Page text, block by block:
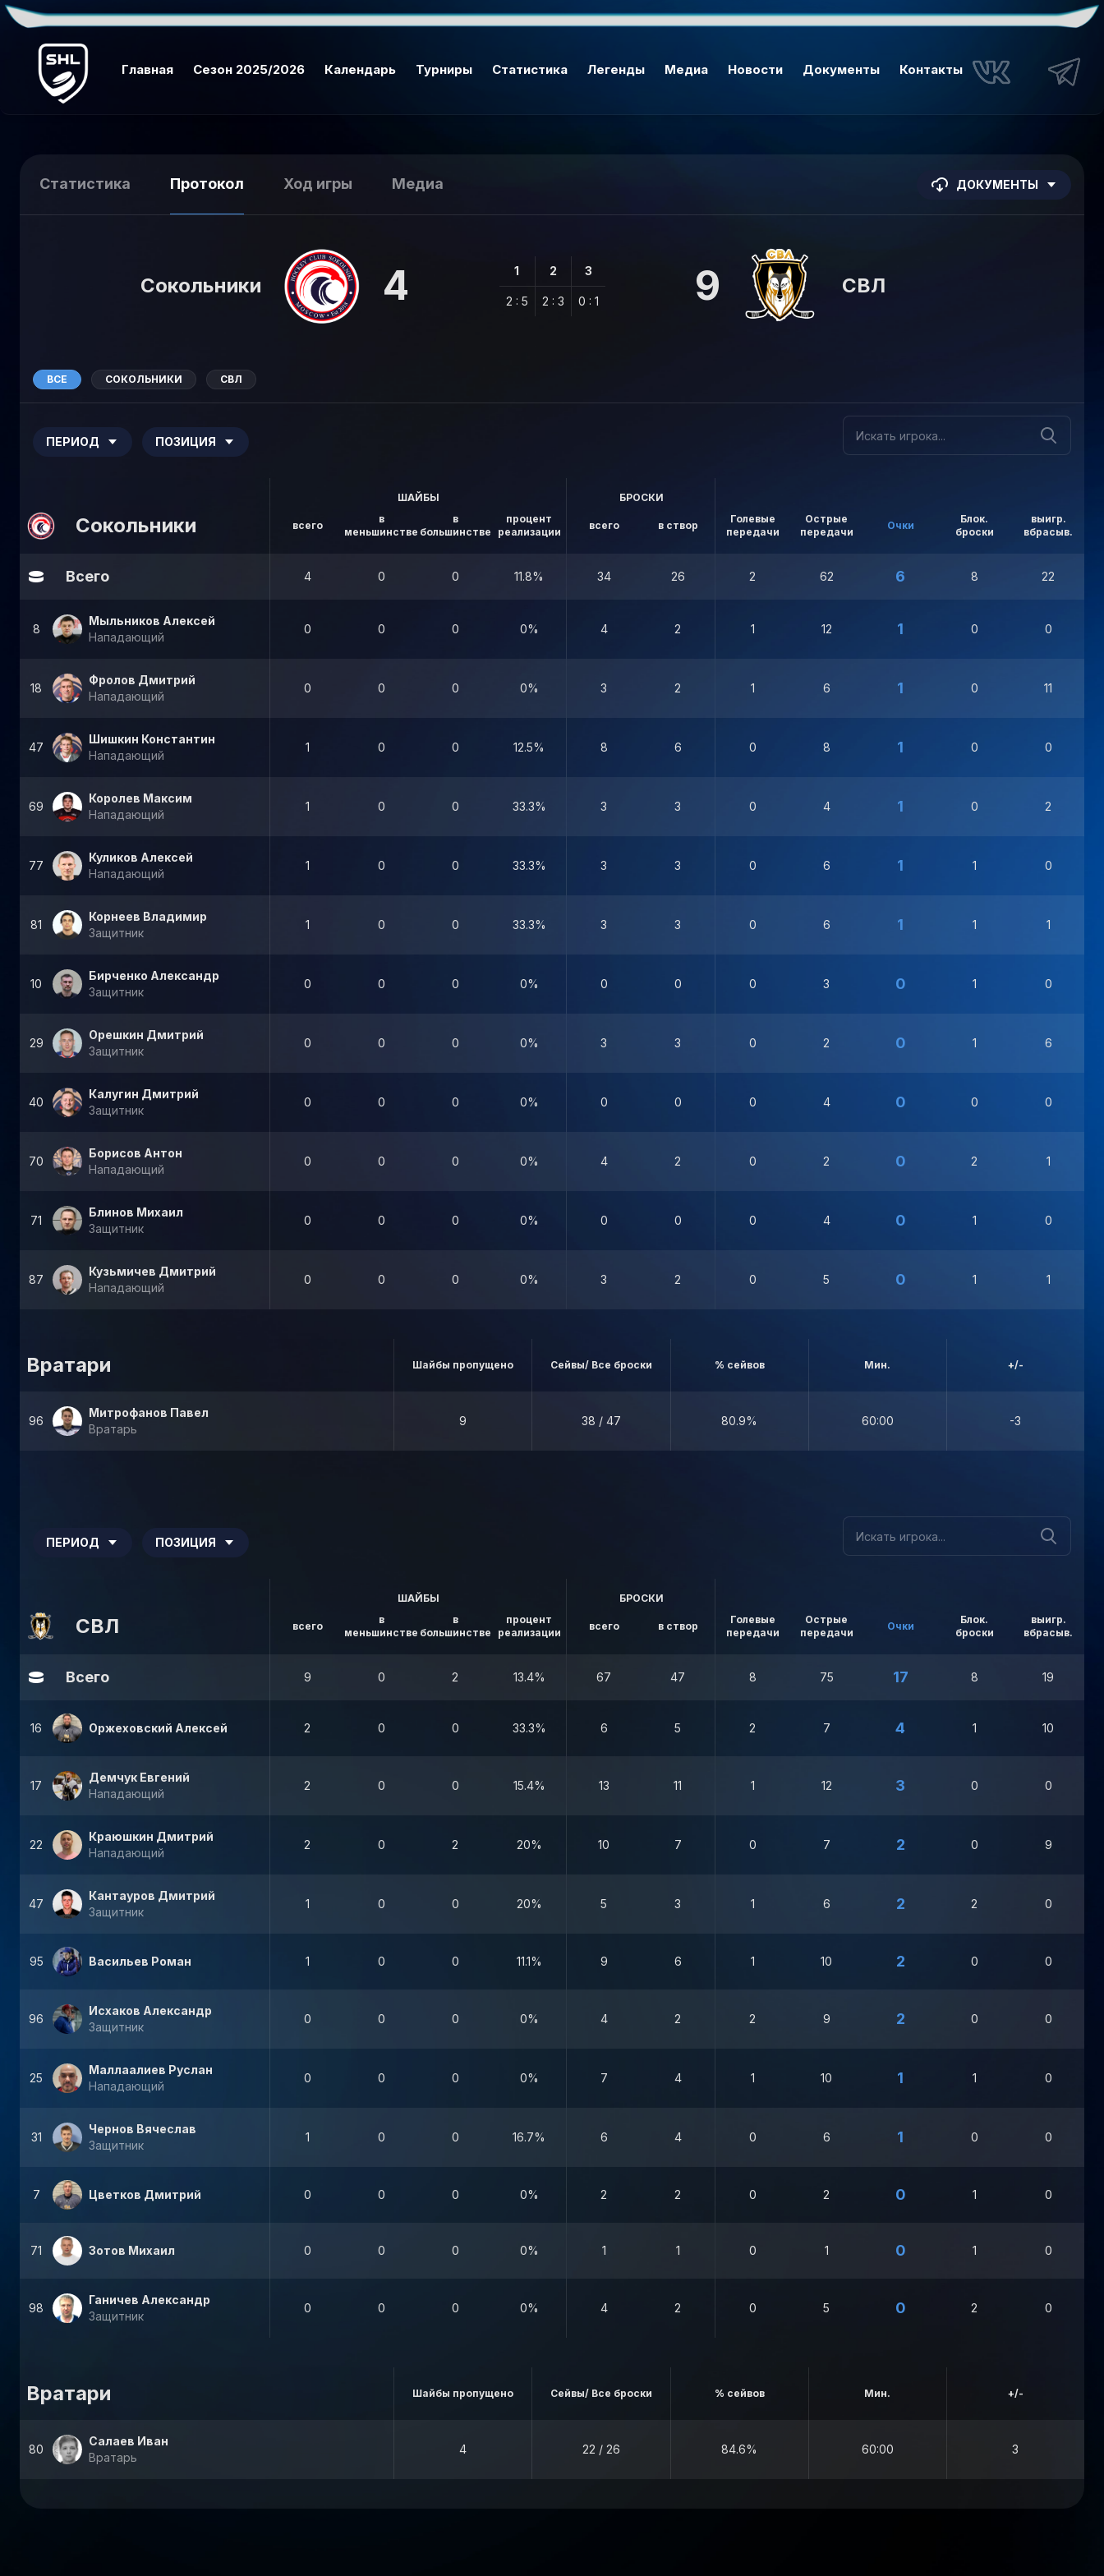
Главная Сезон 2025/2026 Календарь Турниры Статистика Легенды Медиа Новости Документы Контакты
Статистика Протокол Ход игры Медиа ДОКУМЕНТЫ
Сокольники 4 1
2 : 5
2
2 : 3
3
0 : 1
СВЛ
9
ВСЕ СОКОЛЬНИКИ СВЛ
ПЕРИОД ПОЗИЦИЯ
Сокольники
ШАЙБЫ
всего
в
меньшинстве
в
большинстве
процент
реализации
БРОСКИ
всего в створ
Голевые
передачи
Острые
передачи
Очки
Блок.
броски
выигр.
вбрасыв.
Всего 4 0 0 11.8% 34 26 2 62 6 8 22
8
Мыльников Алексей
Нападающий
0 0 0 0% 4 2 1 12 1 0 0
18
Фролов Дмитрий
Нападающий
0 0 0 0% 3 2 1 6 1 0 11
47
Шишкин Константин
Нападающий
1 0 0 12.5% 8 6 0 8 1 0 0
69
Королев Максим
Нападающий
1 0 0 33.3% 3 3 0 4 1 0 2
77
Куликов Алексей
Нападающий
1 0 0 33.3% 3 3 0 6 1 1 0
81
Корнеев Владимир
Защитник
1 0 0 33.3% 3 3 0 6 1 1 1
10
Бирченко Александр
Защитник
0 0 0 0% 0 0 0 3 0 1 0
29
Орешкин Дмитрий
Защитник
0 0 0 0% 3 3 0 2 0 1 6
40
Калугин Дмитрий
Защитник
0 0 0 0% 0 0 0 4 0 0 0
70
Борисов Антон
Нападающий
0 0 0 0% 4 2 0 2 0 2 1
71
Блинов Михаил
Защитник
0 0 0 0% 0 0 0 4 0 1 0
87
Кузьмичев Дмитрий
Нападающий
0 0 0 0% 3 2 0 5 0 1 1
Вратари Шайбы пропущено Сейвы/ Все броски % сейвов Мин. +/-
96
Митрофанов Павел
Вратарь
9 38 / 47 80.9% 60:00 -3
ПЕРИОД ПОЗИЦИЯ
СВЛ
ШАЙБЫ
всего
в
меньшинстве
в
большинстве
процент
реализации
БРОСКИ
всего в створ
Голевые
передачи
Острые
передачи
Очки
Блок.
броски
выигр.
вбрасыв.
Всего 9 0 2 13.4% 67 47 8 75 17 8 19
16 Оржеховский Алексей 2 0 0 33.3% 6 5 2 7 4 1 10
17
Демчук Евгений
Нападающий
2 0 0 15.4% 13 11 1 12 3 0 0
22
Краюшкин Дмитрий
Нападающий
2 0 2 20% 10 7 0 7 2 0 9
47
Кантауров Дмитрий
Защитник
1 0 0 20% 5 3 1 6 2 2 0
95 Васильев Роман 1 0 0 11.1% 9 6 1 10 2 0 0
96
Исхаков Александр
Защитник
0 0 0 0% 4 2 2 9 2 0 0
25
Маллаалиев Руслан
Нападающий
0 0 0 0% 7 4 1 10 1 1 0
31
Чернов Вячеслав
Защитник
1 0 0 16.7% 6 4 0 6 1 0 0
7 Цветков Дмитрий 0 0 0 0% 2 2 0 2 0 1 0
71 Зотов Михаил 0 0 0 0% 1 1 0 1 0 1 0
98
Ганичев Александр
Защитник
0 0 0 0% 4 2 0 5 0 2 0
Вратари Шайбы пропущено Сейвы/ Все броски % сейвов Мин. +/-
80
Салаев Иван
Вратарь
4 22 / 26 84.6% 60:00 3